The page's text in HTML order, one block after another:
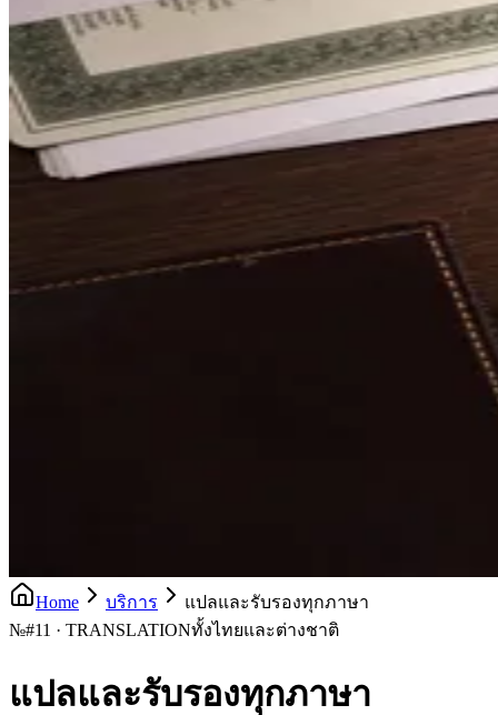
Home บริการ
แปลและรับรองทุกภาษา
№#11 · TRANSLATIONทั้งไทยและต่างชาติ
แปลและรับรองทุกภาษา